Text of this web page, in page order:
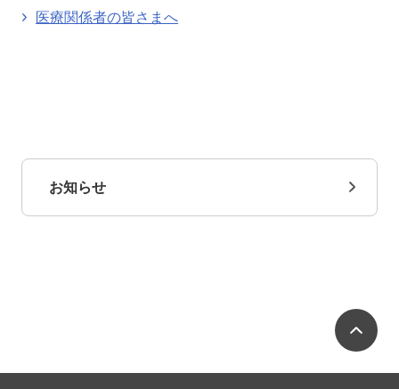
医療関係者の皆さまへ
お知らせ